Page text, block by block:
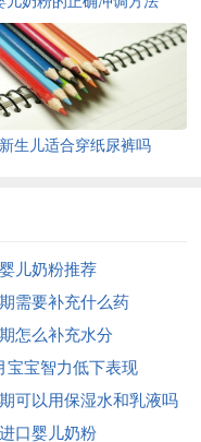
新生儿适合穿纸尿裤吗
儿奶粉推荐
需要补充什么药
怎么补充水分
宝宝智力低下表现
可以用保湿水和乳液吗
口婴儿奶粉